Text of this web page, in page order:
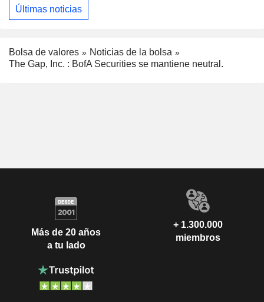
Últimas noticias
Bolsa de valores
Noticias de la bolsa
The Gap, Inc. : BofA Securities se mantiene neutral.
Más de 20 años
a tu lado
+ 1.300.000
miembros